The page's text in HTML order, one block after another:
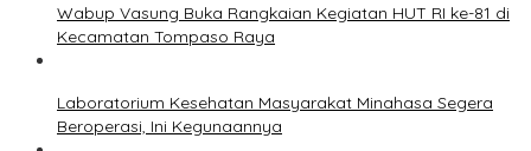
Wabup Vasung Buka Rangkaian Kegiatan HUT RI ke-81 di
Kecamatan Tompaso Raya
Laboratorium Kesehatan Masyarakat Minahasa Segera
Beroperasi, Ini Kegunaannya